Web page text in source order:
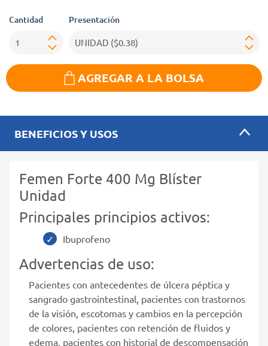
Cantidad Presentación
AGREGAR A LA BOLSA
BENEFICIOS Y USOS
Femen Forte 400 Mg Blíster
Unidad
Principales principios activos:
Ibuprofeno
Advertencias de uso:
Pacientes con antecedentes de úlcera péptica y
sangrado gastrointestinal, pacientes con trastornos
de la visión, escotomas y cambios en la percepción
de colores, pacientes con retención de fluidos y
edema, pacientes con historial de descompensación